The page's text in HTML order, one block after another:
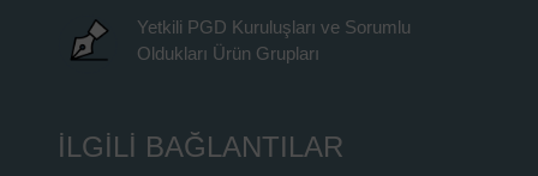
Yetkili PGD Kuruluşları ve Sorumlu
Oldukları Ürün Grupları
İLGİLİ BAĞLANTILAR